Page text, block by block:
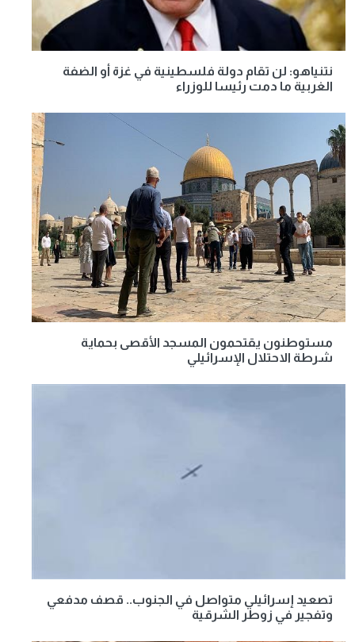
نتنياهو: لن تقام دولة فلسطينية في غزة أو الضفة
الغربية ما دمت رئيسا للوزراء
مستوطنون يقتحمون المسجد الأقصى بحماية
شرطة الاحتلال الإسرائيلي
تصعيد إسرائيلي متواصل في الجنوب.. قصف مدفعي
وتفجير في زوطر الشرقية